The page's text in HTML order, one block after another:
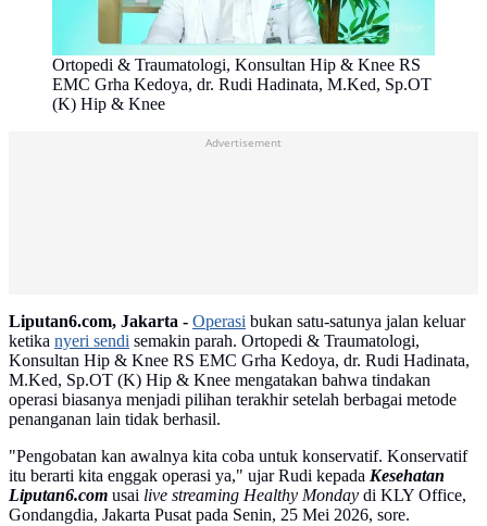
Ortopedi & Traumatologi, Konsultan Hip & Knee RS
EMC Grha Kedoya, dr. Rudi Hadinata, M.Ked, Sp.OT
(K) Hip & Knee
Advertisement
Liputan6.com, Jakarta - Operasi bukan satu-satunya jalan keluar
ketika nyeri sendi semakin parah. Ortopedi & Traumatologi,
Konsultan Hip & Knee RS EMC Grha Kedoya, dr. Rudi Hadinata,
M.Ked, Sp.OT (K) Hip & Knee mengatakan bahwa tindakan
operasi biasanya menjadi pilihan terakhir setelah berbagai metode
penanganan lain tidak berhasil.
"Pengobatan kan awalnya kita coba untuk konservatif. Konservatif
itu berarti kita enggak operasi ya," ujar Rudi kepada Kesehatan
Liputan6.com usai live streaming Healthy Monday di KLY Office,
Gondangdia, Jakarta Pusat pada Senin, 25 Mei 2026, sore.